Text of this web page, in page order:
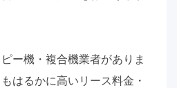
ー機・複合機業者がありま
はるかに高いリース料金・